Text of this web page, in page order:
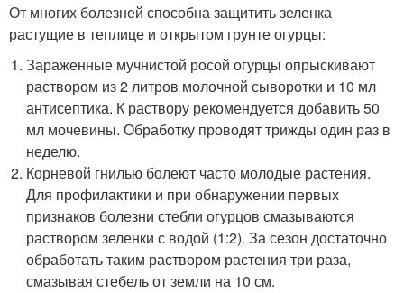
От многих болезней способна защитить зеленка
растущие в теплице и открытом грунте огурцы:
Зараженные мучнистой росой огурцы опрыскивают
раствором из 2 литров молочной сыворотки и 10 мл
антисептика. К раствору рекомендуется добавить 50
мл мочевины. Обработку проводят трижды один раз в
неделю.
Корневой гнилью болеют часто молодые растения.
Для профилактики и при обнаружении первых
признаков болезни стебли огурцов смазываются
раствором зеленки с водой (1:2). За сезон достаточно
обработать таким раствором растения три раза,
смазывая стебель от земли на 10 см.